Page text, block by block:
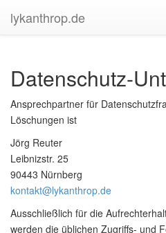
lykanthrop.de
Datenschutz-
Ansprechpartner für
Löschungen ist
Jörg Reuter
Leibnizstr. 25
90443 Nürnberg
kontakt@lykanthrop.de
Ausschließlich für die
werden die üblichen Zugriffs- und